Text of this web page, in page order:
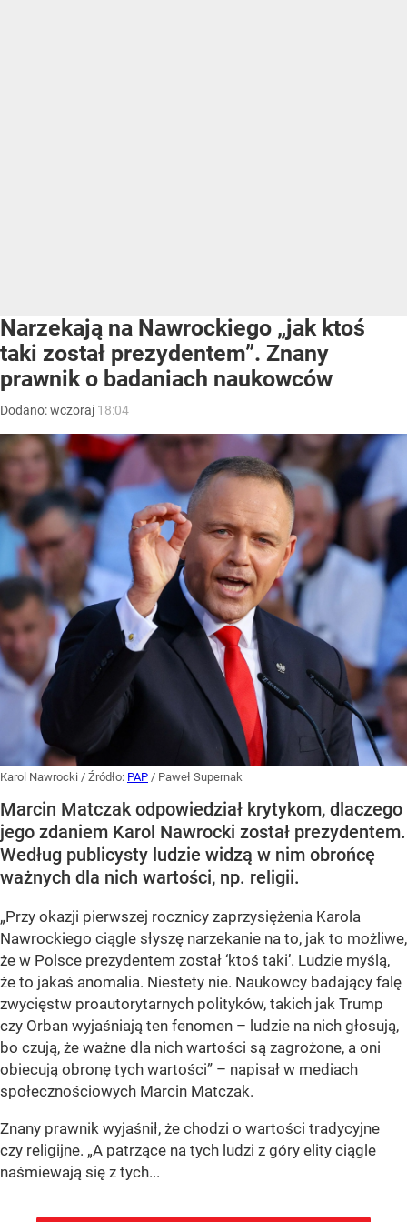
Narzekają na Nawrockiego „jak ktoś
taki został prezydentem”. Znany
prawnik o badaniach naukowców
Dodano:wczoraj 18:04
Karol Nawrocki / Źródło: PAP / Paweł Supernak
Marcin Matczak odpowiedział krytykom, dlaczego
jego zdaniem Karol Nawrocki został prezydentem.
Według publicysty ludzie widzą w nim obrońcę
ważnych dla nich wartości, np. religii.
„Przy okazji pierwszej rocznicy zaprzysiężenia Karola
Nawrockiego ciągle słyszę narzekanie na to, jak to możliwe,
że w Polsce prezydentem został ‘ktoś taki’. Ludzie myślą,
że to jakaś anomalia. Niestety nie. Naukowcy badający falę
zwycięstw proautorytarnych polityków, takich jak Trump
czy Orban wyjaśniają ten fenomen – ludzie na nich głosują,
bo czują, że ważne dla nich wartości są zagrożone, a oni
obiecują obronę tych wartości” – napisał w mediach
społecznościowych Marcin Matczak.
Znany prawnik wyjaśnił, że chodzi o wartości tradycyjne
czy religijne. „A patrzące na tych ludzi z góry elity ciągle
naśmiewają się z tych...